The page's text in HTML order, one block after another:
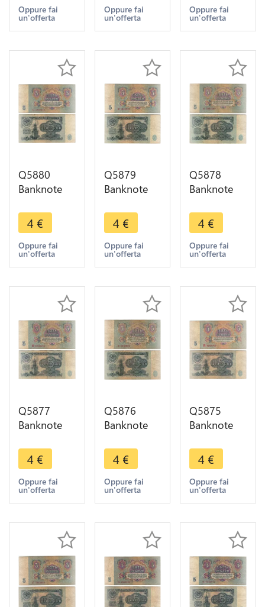
1961 ->
Make offer
Oppure fai
un'offerta
1961 ->
Make offer
Oppure fai
un'offerta
1961 ->
Make offer
Oppure fai
un'offerta
Q5880
Banknote
USSR 5
Rouble
1961 ->
Make offer
4 €
Oppure fai
un'offerta
Q5879
Banknote
USSR 5
Rouble
1961 ->
Make offer
4 €
Oppure fai
un'offerta
Q5878
Banknote
USSR 5
Rouble
1961 ->
Make offer
4 €
Oppure fai
un'offerta
Q5877
Banknote
USSR 5
Rouble
1961 ->
Make offer
4 €
Oppure fai
un'offerta
Q5876
Banknote
USSR 5
Rouble
1961 ->
Make offer
4 €
Oppure fai
un'offerta
Q5875
Banknote
USSR 5
Rouble
1961 ->
Make offer
4 €
Oppure fai
un'offerta